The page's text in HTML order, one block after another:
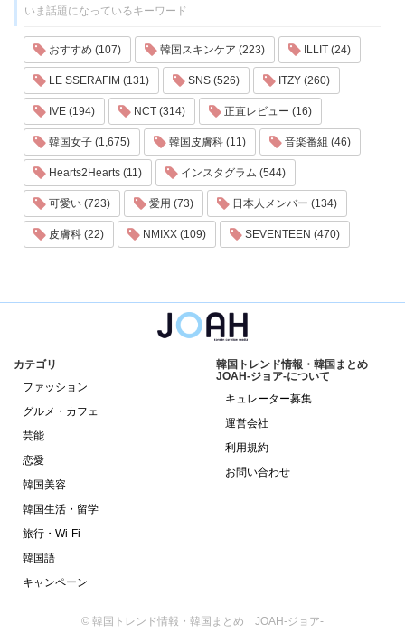
いま話題になっているキーワード
おすすめ (107) 韓国スキンケア (223) ILLIT (24)
LE SSERAFIM (131) SNS (526) ITZY (260)
IVE (194) NCT (314) 正直レビュー (16)
韓国女子 (1,675) 韓国皮膚科 (11) 音楽番組 (46)
Hearts2Hearts (11) インスタグラム (544)
可愛い (723) 愛用 (73) 日本人メンバー (134)
皮膚科 (22) NMIXX (109) SEVENTEEN (470)
カテゴリ
ファッション
グルメ・カフェ
芸能
恋愛
韓国美容
韓国生活・留学
旅行・Wi-Fi
韓国語
キャンペーン
韓国トレンド情報・韓国まとめ
JOAH-ジョア-について
キュレーター募集
運営会社
利用規約
お問い合わせ
© 韓国トレンド情報・韓国まとめ JOAH-ジョア-